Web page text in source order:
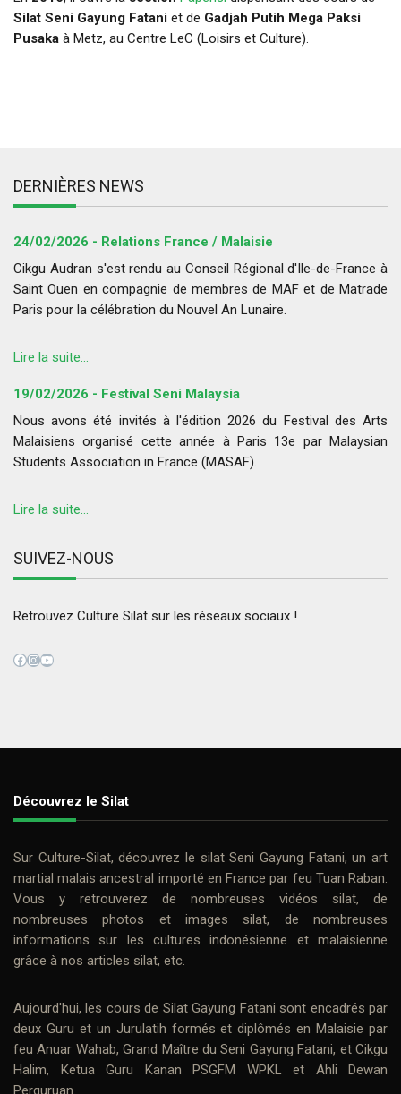
Silat Seni Gayung Fatani et de Gadjah Putih Mega Paksi
Pusaka à Metz, au Centre LeC (Loisirs et Culture).
DERNIÈRES NEWS
24/02/2026 - Relations France / Malaisie
Cikgu Audran s'est rendu au Conseil Régional d'Ile-de-France à
Saint Ouen en compagnie de membres de MAF et de Matrade
Paris pour la célébration du Nouvel An Lunaire.
Lire la suite...
19/02/2026 - Festival Seni Malaysia
Nous avons été invités à l'édition 2026 du Festival des Arts
Malaisiens organisé cette année à Paris 13e par Malaysian
Students Association in France (MASAF).
Lire la suite...
SUIVEZ-NOUS
Retrouvez Culture Silat sur les réseaux sociaux !
Facebook
Instagram
YouTube
Découvrez le Silat
Sur Culture-Silat, découvrez le silat Seni Gayung Fatani, un art
martial malais ancestral importé en France par feu Tuan Raban.
Vous y retrouverez de nombreuses vidéos silat, de
nombreuses photos et images silat, de nombreuses
informations sur les cultures indonésienne et malaisienne
grâce à nos articles silat, etc.
Aujourd'hui, les cours de Silat Gayung Fatani sont encadrés par
deux Guru et un Jurulatih formés et diplômés en Malaisie par
feuAnuar Wahab, Grand Maître du Seni Gayung Fatani, etCikgu
Halim, Ketua Guru Kanan PSGFM WPKL et Ahli Dewan
Perguruan.